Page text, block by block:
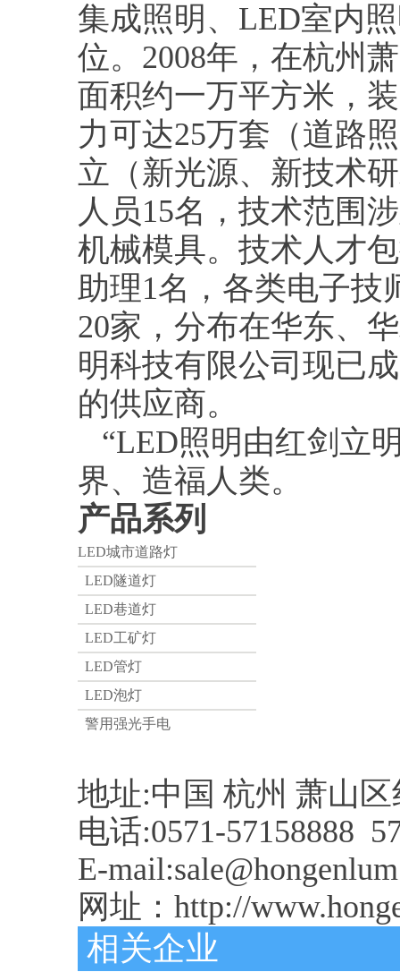
集成照明、LED室内
位。2008年，在杭州
面积约一万平方米，
力可达25万套（道路
立（新光源、新技术
人员15名，技术范围
机械模具。技术人才
助理1名，各类电子技
20家，分布在华东、
明科技有限公司现已
的供应商。
“LED照明由红剑立
界、造福人类。
产品系列
LED城市道路灯
LED隧道灯
LED巷道灯
LED工矿灯
LED管灯
LED泡灯
警用强光手电
地址:中国 杭州 萧山
电话:0571-57158888
E-
网址：http://
相关企业